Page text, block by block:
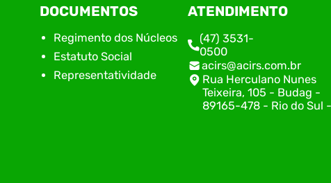
Inovação Transforma.”, destacando…
executivo
DOCUMENTOS
Regimento dos Núcleos
Estatuto Social
Representatividade
ATENDIMENTO
(47) 3531-
0500
acirs@acirs.com.br
Rua Herculano Nunes
Teixeira, 105 - Budag -
89165-478 - Rio do Sul